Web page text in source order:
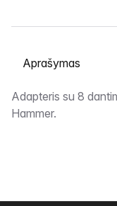
Pasirinkite skirtuką
Aprašymas
Adapteris su 8
Hammer.